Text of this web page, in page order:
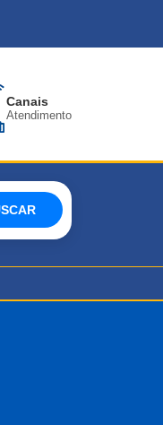
Canais
Atendimento